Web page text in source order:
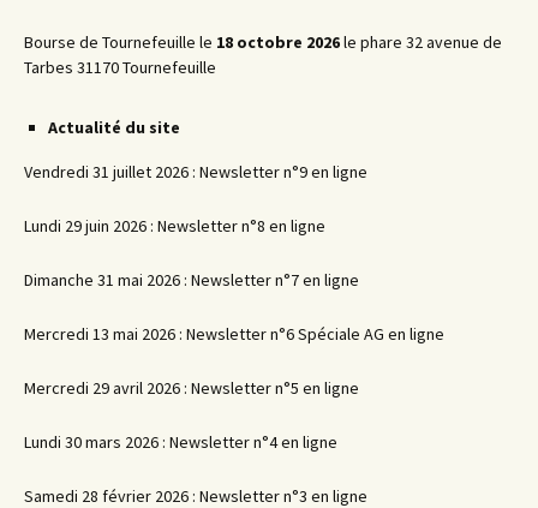
Bourse de Tournefeuille le 18 octobre 2026le phare 32 avenue de
Tarbes 31170 Tournefeuille
Actualité du site
Vendredi 31 juillet 2026 : Newsletter n°9 en ligne
Lundi 29 juin 2026 : Newsletter n°8 en ligne
Dimanche 31 mai 2026 : Newsletter n°7 en ligne
Mercredi 13 mai 2026 : Newsletter n°6 Spéciale AG en ligne
Mercredi 29 avril 2026 : Newsletter n°5 en ligne
Lundi 30 mars 2026 : Newsletter n°4 en ligne
Samedi 28 février 2026 : Newsletter n°3 en ligne